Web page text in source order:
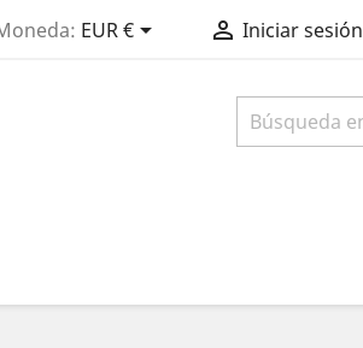
EUR €  Iniciar sesión